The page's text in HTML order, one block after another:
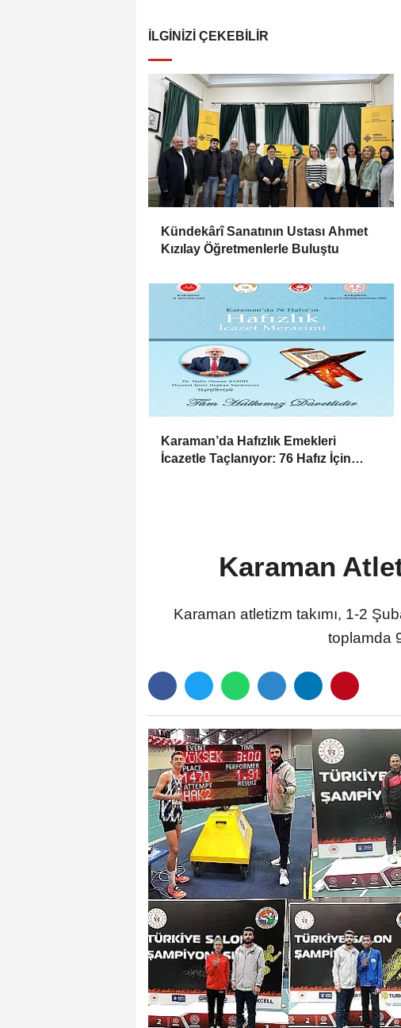
İLGINIZI ÇEKEBILIR
Kündekârî Sanatının Ustası Ahmet
Kızılay Öğretmenlerle Buluştu
Karaman’da Hafızlık Emekleri
İcazetle Taçlanıyor: 76 Hafız İçin
Karaman
Karaman atletizm takımı, 1-2
toplamda